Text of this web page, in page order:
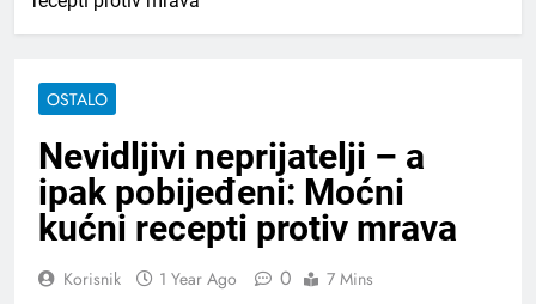
OSTALO
Nevidljivi neprijatelji – a
ipak pobijeđeni: Moćni
kućni recepti protiv mrava
Korisnik 1 Year Ago 0 7 Mins